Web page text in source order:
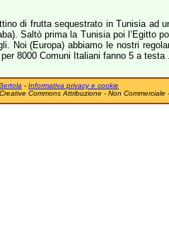
di frutta sequestrato in Tunisia
Saltò prima la Tunisia poi l’Egitto
Noi (Europa) abbiamo le nostri
per 8000 Comuni Italiani fanno 5 a
- Informativa privacy e cookie
Commons Attribuzione - Non Commerciale